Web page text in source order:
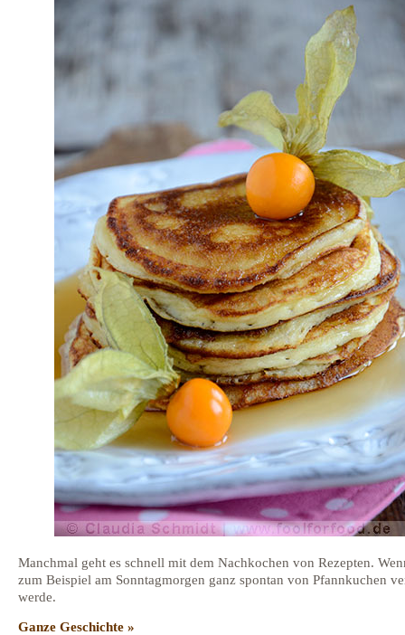
Manchmal geht es schnell mit dem Nachkochen von Rezepten.
zum Beispiel am Sonntagmorgen ganz spontan von Pfannkuchen
werde.
Ganze Geschichte »